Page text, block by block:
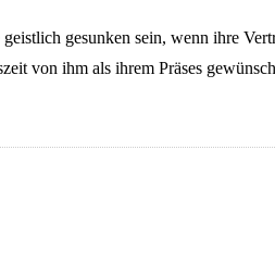
gesunken sein, wenn ihre
von ihm als ihrem Präses